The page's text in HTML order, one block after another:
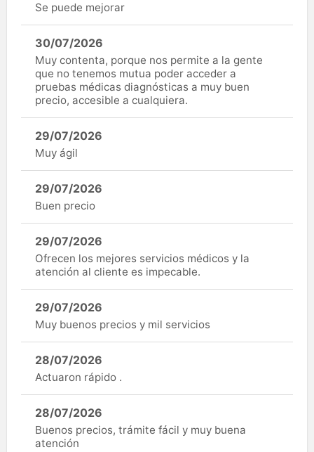
Se puede mejorar
30/07/2026
Muy contenta, porque nos permite a la gente
que no tenemos mutua poder acceder a
pruebas médicas diagnósticas a muy buen
precio, accesible a cualquiera.
29/07/2026
Muy ágil
29/07/2026
Buen precio
29/07/2026
Ofrecen los mejores servicios médicos y la
atención al cliente es impecable.
29/07/2026
Muy buenos precios y mil servicios
28/07/2026
Actuaron rápido .
28/07/2026
Buenos precios, trámite fácil y muy buena
atención